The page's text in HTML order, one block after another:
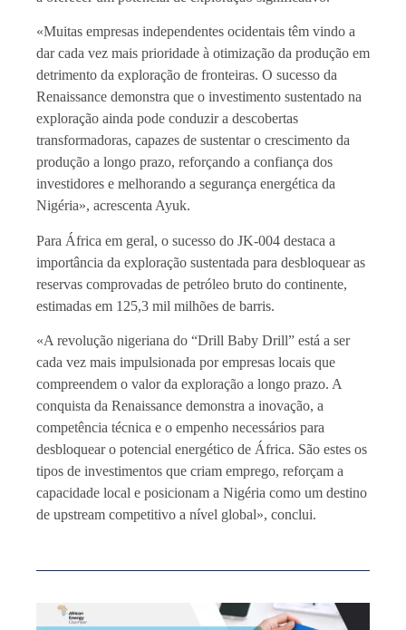
«Muitas empresas independentes ocidentais têm vindo a
dar cada vez mais prioridade à otimização da produção em
detrimento da exploração de fronteiras. O sucesso da
Renaissance demonstra que o investimento sustentado na
exploração ainda pode conduzir a descobertas
transformadoras, capazes de sustentar o crescimento da
produção a longo prazo, reforçando a confiança dos
investidores e melhorando a segurança energética da
Nigéria», acrescenta Ayuk.
Para África em geral, o sucesso do JK-004 destaca a
importância da exploração sustentada para desbloquear as
reservas comprovadas de petróleo bruto do continente,
estimadas em 125,3 mil milhões de barris.
«A revolução nigeriana do “Drill Baby Drill” está a ser
cada vez mais impulsionada por empresas locais que
compreendem o valor da exploração a longo prazo. A
conquista da Renaissance demonstra a inovação, a
competência técnica e o empenho necessários para
desbloquear o potencial energético de África. São estes os
tipos de investimentos que criam emprego, reforçam a
capacidade local e posicionam a Nigéria como um destino
de upstream competitivo a nível global», conclui.